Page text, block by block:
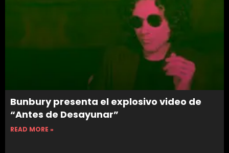
Bunbury presenta el explosivo video de
“Antes de Desayunar”
READ MORE »